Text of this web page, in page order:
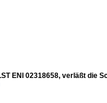
ENI 02318658, verläßt die